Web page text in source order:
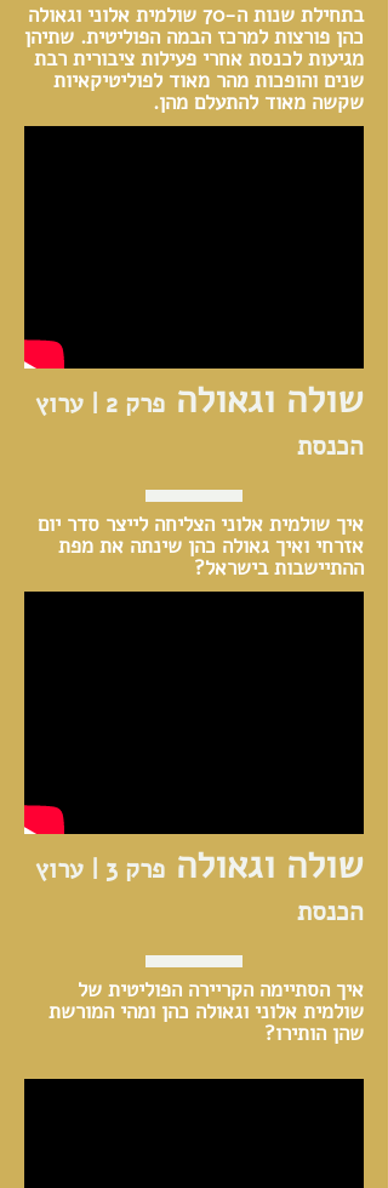
בתחילת שנות ה-70 שולמית אלוני וגאולה
כהן פורצות למרכז הבמה הפוליטית. שתיהן
מגיעות לכנסת אחרי פעילות ציבורית רבת
שנים והופכות מהר מאוד לפוליטיקאיות
שקשה מאוד להתעלם מהן.
שולה וגאולה
פרק 2 | ערוץ
הכנסת
איך שולמית אלוני הצליחה לייצר סדר יום
אזרחי ואיך גאולה כהן שינתה את מפת
ההתיישבות בישראל?
שולה וגאולה
פרק 3 | ערוץ
הכנסת
איך הסתיימה הקריירה הפוליטית של
שולמית אלוני וגאולה כהן ומהי המורשת
שהן הותירו?